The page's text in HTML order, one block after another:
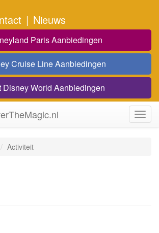
| Nieuws
Paris Aanbiedingen
Cruise Line Aanbiedingen
Disney World Aanbiedingen
Activiteit